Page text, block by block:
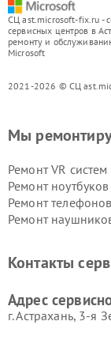
СЦ ast.microsoft-fix.ru -
сервисных центров в
ремонту и
Microsoft
2021-2026 © СЦ
Мы
Ремонт VR
Ремонт
Ремонт
Ремонт
Контакты
Адрес
г. Астрахань, 3-я